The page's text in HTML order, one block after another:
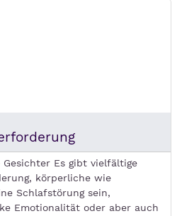
Es gibt vielfältige
körperliche wie
Schlafstörung sein,
Emotionalität oder aber auch